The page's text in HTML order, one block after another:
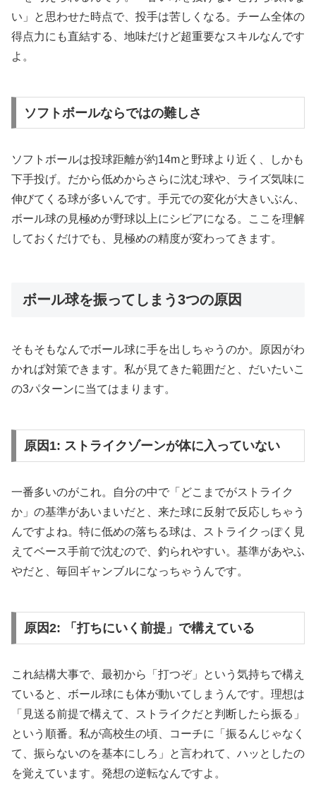
い」と思わせた時点で、投手は苦しくなる。チーム全体の
得点力にも直結する、地味だけど超重要なスキルなんです
よ。
ソフトボールならではの難しさ
ソフトボールは投球距離が約14mと野球より近く、しかも
下手投げ。だから低めからさらに沈む球や、ライズ気味に
伸びてくる球が多いんです。手元での変化が大きいぶん、
ボール球の見極めが野球以上にシビアになる。ここを理解
しておくだけでも、見極めの精度が変わってきます。
ボール球を振ってしまう3つの原因
そもそもなんでボール球に手を出しちゃうのか。原因がわ
かれば対策できます。私が見てきた範囲だと、だいたいこ
の3パターンに当てはまります。
原因1: ストライクゾーンが体に入っていない
一番多いのがこれ。自分の中で「どこまでがストライク
か」の基準があいまいだと、来た球に反射で反応しちゃう
んですよね。特に低めの落ちる球は、ストライクっぽく見
えてベース手前で沈むので、釣られやすい。基準があやふ
やだと、毎回ギャンブルになっちゃうんです。
原因2: 「打ちにいく前提」で構えている
これ結構大事で、最初から「打つぞ」という気持ちで構え
ていると、ボール球にも体が動いてしまうんです。理想は
「見送る前提で構えて、ストライクだと判断したら振る」
という順番。私が高校生の頃、コーチに「振るんじゃなく
て、振らないのを基本にしろ」と言われて、ハッとしたの
を覚えています。発想の逆転なんですよ。